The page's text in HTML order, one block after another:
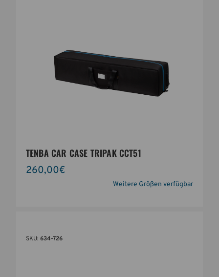
TENBA CAR CASE TRIPAK CCT51
260,00€
Weitere Größen verfügbar
SKU: 634-726